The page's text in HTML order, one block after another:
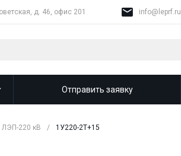
д. 46, офис 201 info@leprf.ru
Отправить заявку
ЛЭП-220 кВ / 1У220-2T+15